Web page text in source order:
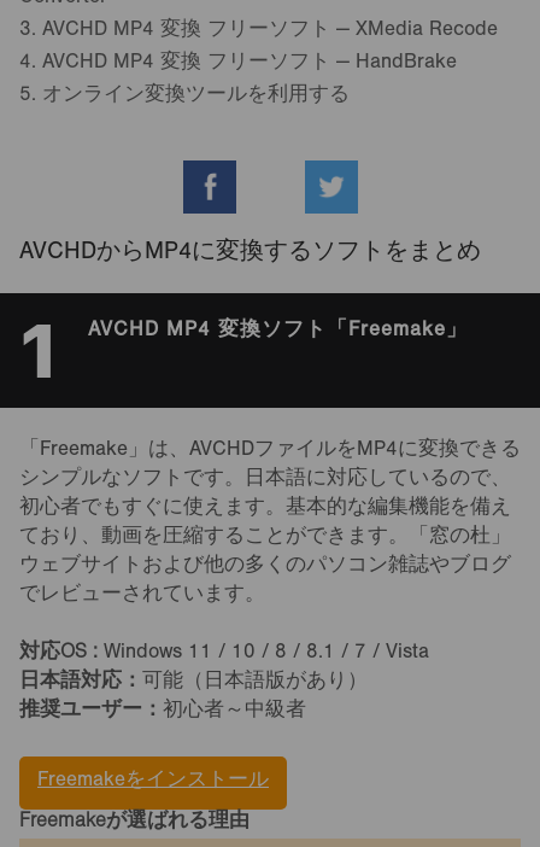
3. AVCHD MP4 変換 フリーソフト — XMedia Recode
4. AVCHD MP4 変換 フリーソフト — HandBrake
5. オンライン変換ツールを利用する
AVCHDからMP4に変換するソフトをまとめ
1 AVCHD MP4 変換ソフト「Freemake」
「Freemake」は、AVCHDファイルをMP4に変換できる
シンプルなソフトです。日本語に対応しているので、
初心者でもすぐに使えます。基本的な編集機能を備え
ており、動画を圧縮することができます。「窓の杜」
ウェブサイトおよび他の多くのパソコン雑誌やブログ
でレビューされています。
対応OS : Windows 11 / 10 / 8 / 8.1 / 7 / Vista
日本語対応： 可能（日本語版があり）
推奨ユーザー： 初心者～中級者
Freemakeをインストール
Freemakeが選ばれる理由